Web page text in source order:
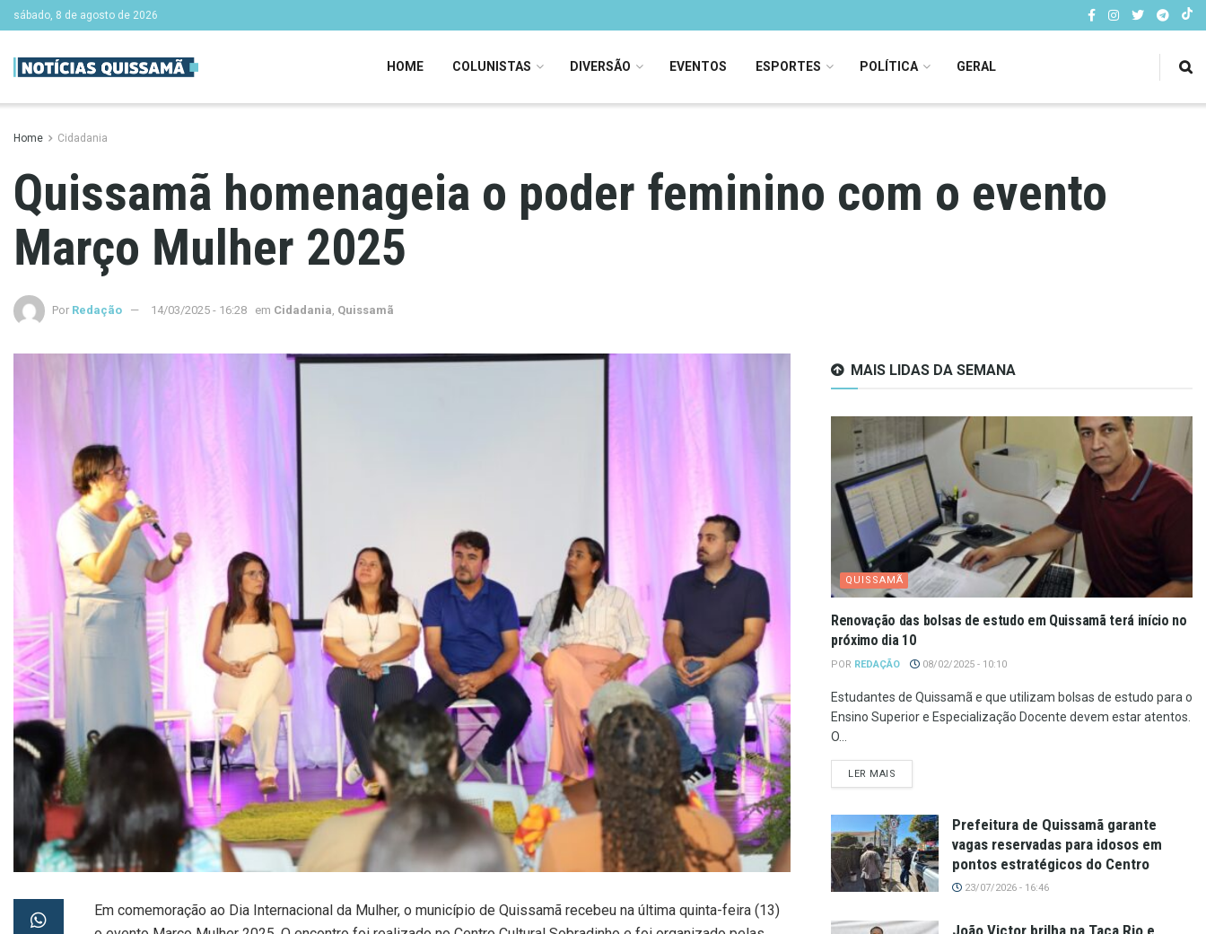
sábado, 8 de agosto de 2026
HOME COLUNISTAS DIVERSÃO EVENTOS ESPORTES POLÍTICA GERAL
Home Cidadania
Quissamã homenageia o poder feminino com o evento
Março Mulher 2025
Por Redação 14/03/2025 - 16:28 em Cidadania, Quissamã
Em comemoração ao Dia Internacional da Mulher, o município de Quissamã recebeu na última quinta-feira (13)
MAIS LIDAS DA SEMANA
QUISSAMÃ
Renovação das bolsas de estudo em Quissamã terá início no
próximo dia 10
POR REDAÇÃO 08/02/2025 - 10:10
Estudantes de Quissamã e que utilizam bolsas de estudo para o
Ensino Superior e Especialização Docente devem estar atentos.
O...
LER MAIS
Prefeitura de Quissamã garante
vagas reservadas para idosos em
pontos estratégicos do Centro
23/07/2026 - 16:46
João Victor brilha na Taça Rio e